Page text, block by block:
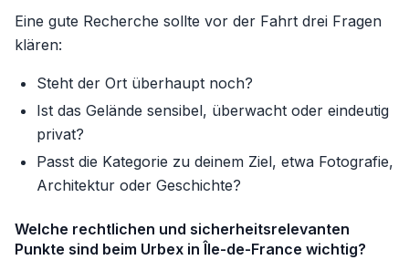
Eine gute Recherche sollte vor der Fahrt drei Fragen
klären:
Steht der Ort überhaupt noch?
Ist das Gelände sensibel, überwacht oder eindeutig
privat?
Passt die Kategorie zu deinem Ziel, etwa Fotografie,
Architektur oder Geschichte?
Welche rechtlichen und sicherheitsrelevanten
Punkte sind beim Urbex in Île-de-France wichtig?